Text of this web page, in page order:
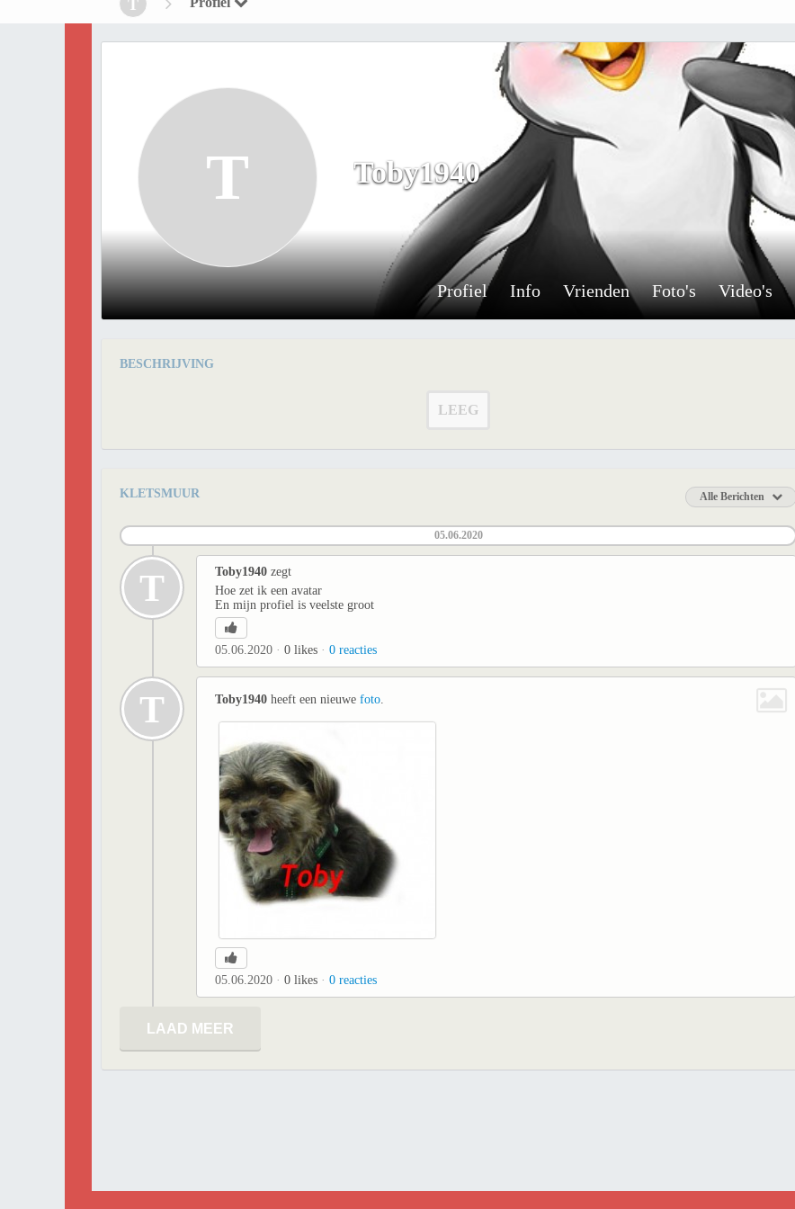
T
T Toby1940
Profiel Info Vrienden Foto's Video's
BESCHRIJVING
LEEG
KLETSMUUR Alle Berichten
05.06.2020
T Toby1940 zegt
Hoe zet ik een avatar
En mijn profiel is veelste groot
05.06.2020 0 likes 0 reacties
T Toby1940 heeft een nieuwe foto.
05.06.2020 0 likes 0 reacties
LAAD MEER